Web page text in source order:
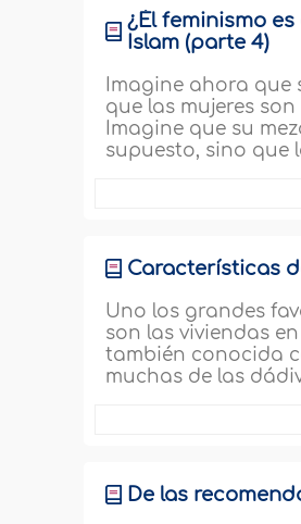
¿Él feminismo
Islam (parte 4)
Imagine ahora
que las mujeres
Imagine que su
supuesto, sino que
Características
Uno los grandes
son las viviendas
también conocida
muchas de las
De las